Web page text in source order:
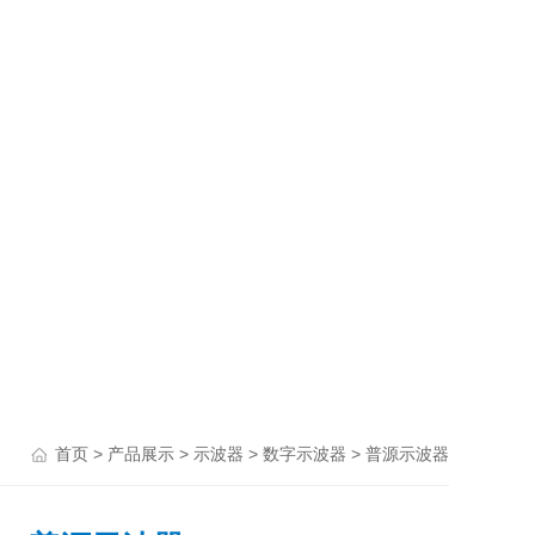
首页 > 产品展示 > 示波器 > 数字示波器 > 普源示波器